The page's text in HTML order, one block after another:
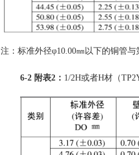
注：标准外径φ10.00㎜以下的铜管
6-2 附表2 ： 1/2H或者H材（